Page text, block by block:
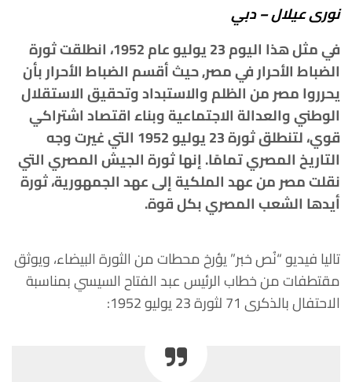
نورىعيلال–دبي
فيمثلهذا اليوم يوليوعام انطلقتثورة
الضباطالأحرارفيمصر,حيثأقسمالضباطالأحراربأن
يحرروامصرمنالظلم والاستبدادوتحقيقالاستقلال
الوطنيوالعدالةالاجتماعيةوبناءاقتصاداشتراكي
قوي،لتنطلقثورة يوليو التيغيرتوجه
التاريخالمصريتمامًا.إنهاثورةالجيشالمصريالتي
نقلتمصرمنعهدالملكيةإلىعهدالجمهورية،ثورة
أيدها الشعبالمصريبكلقوة.
تاليافيديو“نُصخبر”يؤرخمحطاتمنالثورةالبيضاء،ويوثق
مقتطفاتمنخطابالرئيسعبدالفتاحالسيسيبمناسبة
الاحتفالبالذكرى لثورة يوليو